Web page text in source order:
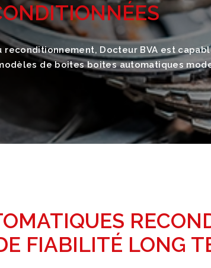
reconditionnement, Docteur BVA est
de boites boites automatiques
FIABILITÉ LONG